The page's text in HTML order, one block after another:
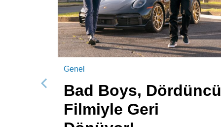
Genel
Bad Boys, Dördüncü
Filmiyle Geri
Önceki